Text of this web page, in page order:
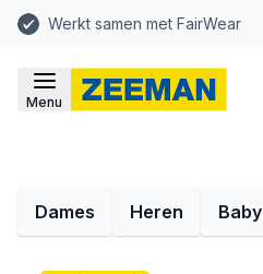
Werkt samen met FairWear
Menu
Dames Heren Baby